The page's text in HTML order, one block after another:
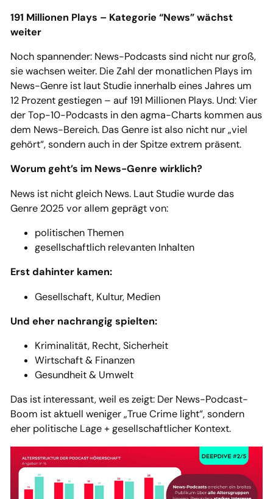
191 Millionen Plays – Kategorie “News” wächst
weiter
Noch spannender: News-Podcasts sind nicht nur groß,
sie wachsen weiter. Die Zahl der monatlichen Plays im
News-Genre ist laut Studie innerhalb eines Jahres um
12 Prozent gestiegen – auf 191 Millionen Plays. Und: Vier
der Top-10-Podcasts in den agma-Charts kommen aus
dem News-Bereich. Das Genre ist also nicht nur „viel
gehört“, sondern auch in der Spitze extrem präsent.
Worum geht’s im News-Genre wirklich?
News ist nicht gleich News. Laut Studie wurde das
Genre 2025 vor allem geprägt von:
politischen Themen
gesellschaftlich relevanten Inhalten
Erst dahinter kamen:
Gesellschaft, Kultur, Medien
Und eher nachrangig spielten:
Kriminalität, Recht, Sicherheit
Wirtschaft & Finanzen
Gesundheit & Umwelt
Das ist interessant, weil es zeigt: Der News-Podcast-
Boom ist aktuell weniger „True Crime light“, sondern
eher politische Lage + gesellschaftlicher Kontext.